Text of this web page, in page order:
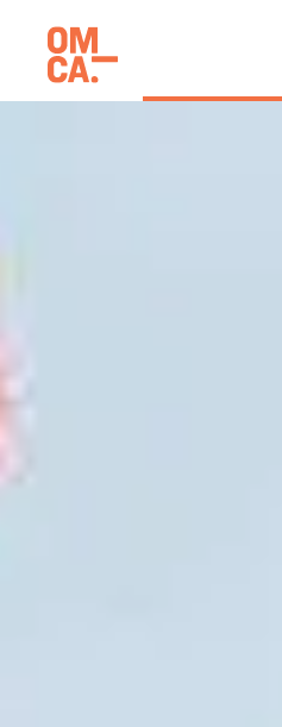
容
加州奥克兰博物馆(OMCA)